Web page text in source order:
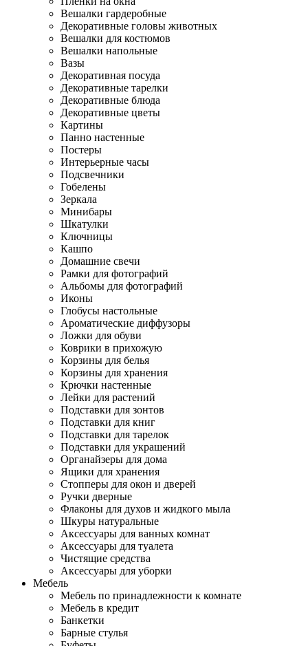
Вешалки гардеробные
Декоративные головы животных
Вешалки для костюмов
Вешалки напольные
Вазы
Декоративная посуда
Декоративные тарелки
Декоративные блюда
Декоративные цветы
Картины
Панно настенные
Постеры
Интерьерные часы
Подсвечники
Гобелены
Зеркала
Минибары
Шкатулки
Ключницы
Кашпо
Домашние свечи
Рамки для фотографий
Альбомы для фотографий
Иконы
Глобусы настольные
Ароматические диффузоры
Ложки для обуви
Коврики в прихожую
Корзины для белья
Корзины для хранения
Крючки настенные
Лейки для растений
Подставки для зонтов
Подставки для книг
Подставки для тарелок
Подставки для украшений
Органайзеры для дома
Ящики для хранения
Стопперы для окон и дверей
Ручки дверные
Флаконы для духов и жидкого мыла
Шкуры натуральные
Аксессуары для ванных комнат
Аксессуары для туалета
Чистящие средства
Аксессуары для уборки
Мебель
Мебель по принадлежности к комнате
Мебель в кредит
Банкетки
Барные стулья